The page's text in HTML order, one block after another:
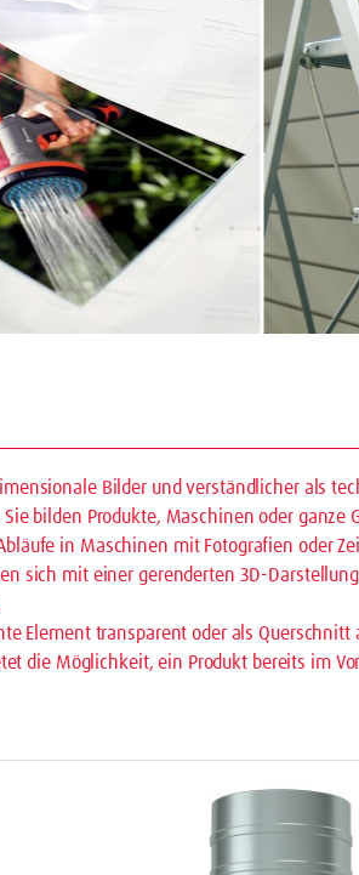
Bilder und verständlicher als
bilden Produkte, Maschinen oder ganze
in Maschinen mit Fotografien oder
sich mit einer gerenderten 3D-
Element transparent oder als Querschnitt
die Möglichkeit, ein Produkt bereits im